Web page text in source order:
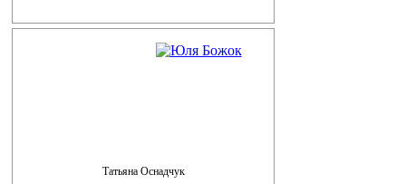
Татьяна Оснадчук